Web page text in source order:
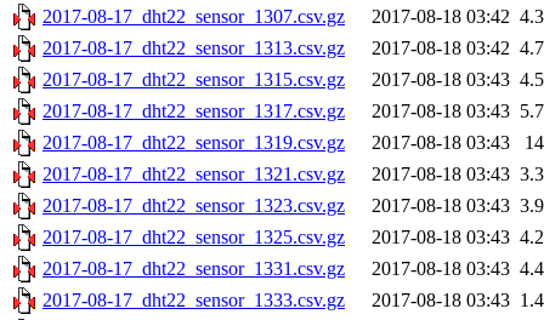
2017-08-17_dht22_sensor_1307.csv.gz
2017-08-18 03:42
2017-08-17_dht22_sensor_1313.csv.gz
2017-08-18 03:42
2017-08-17_dht22_sensor_1315.csv.gz
2017-08-18 03:43
2017-08-17_dht22_sensor_1317.csv.gz
2017-08-18 03:43
2017-08-17_dht22_sensor_1319.csv.gz
2017-08-18 03:43
2017-08-17_dht22_sensor_1321.csv.gz
2017-08-18 03:43
2017-08-17_dht22_sensor_1323.csv.gz
2017-08-18 03:43
2017-08-17_dht22_sensor_1325.csv.gz
2017-08-18 03:43
2017-08-17_dht22_sensor_1331.csv.gz
2017-08-18 03:43
2017-08-17_dht22_sensor_1333.csv.gz
2017-08-18 03:43